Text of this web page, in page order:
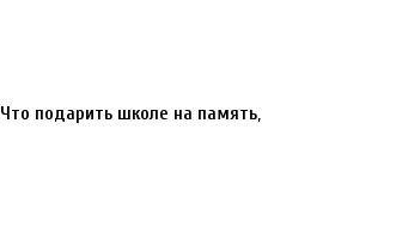
Что подарить школе на память,